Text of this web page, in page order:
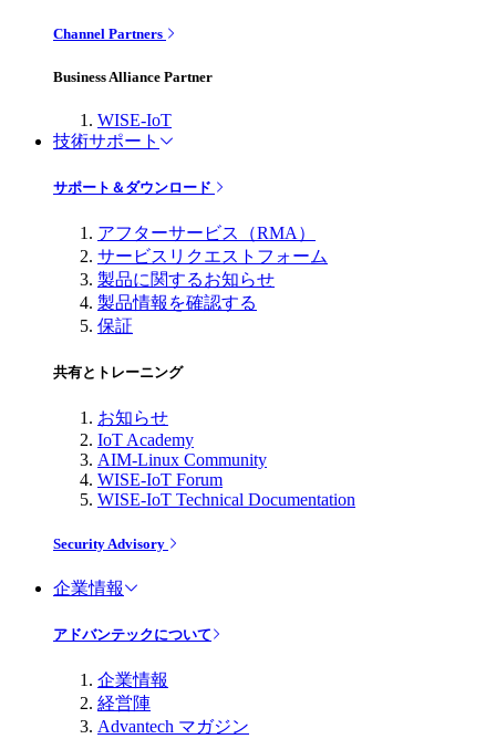
Channel Partners
Business Alliance Partner
WISE-IoT
技術サポート
サポート＆ダウンロード
アフターサービス（RMA）
サービスリクエストフォーム
製品に関するお知らせ
製品情報を確認する
保証
共有とトレーニング
お知らせ
IoT Academy
AIM-Linux Community
WISE-IoT Forum
WISE-IoT Technical Documentation
Security Advisory
企業情報
アドバンテックについて
企業情報
経営陣
Advantech マガジン